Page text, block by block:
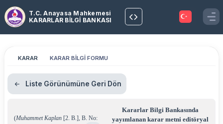
T.C. Anayasa Mahkemesi
KARARLAR BİLGİ BANKASI
KARAR KARAR BİLGİ FORMU
Liste Görünümüne Geri Dön
(Muhammet Kaplan [2. B.], B. No:
Kararlar Bilgi Bankasında
yayımlanan karar metni editöryal